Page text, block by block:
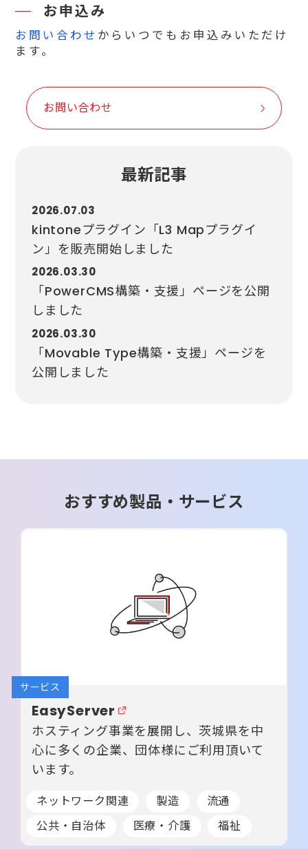
お申込み
お問い合わせ からいつでもお申込みいただけ
ます。
お問い合わせ
最新記事
2026.07.03
kintoneプラグイン「L3 Mapプラグイ
ン」を販売開始しました
2026.03.30
「PowerCMS構築・支援」ページを公開
しました
2026.03.30
「Movable Type構築・支援」ページを
公開しました
おすすめ製品・サービス
サービス
EasyServer
ホスティング事業を展開し、茨城県を中
心に多くの企業、団体様にご利用頂いて
います。
ネットワーク関連 製造
流通
公共・自治体
医療・介護 福祉